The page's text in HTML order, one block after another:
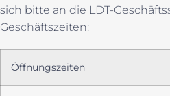
sich bitte an die LDT-
Geschäftszeiten:
Öffnungszeiten